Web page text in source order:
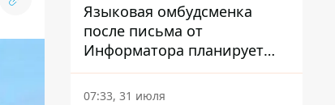
Языковая омбудсменка
после письма от
Информатора планирует
наказать компанию-
подрядчика ПриватБанка
07:33, 31 июля